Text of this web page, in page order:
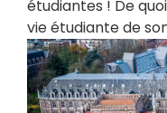
étudiantes ! De
vie étudiante de